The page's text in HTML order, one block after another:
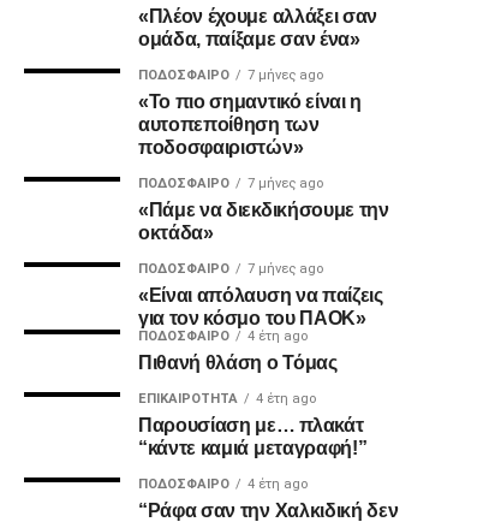
«Πλέον έχουμε αλλάξει σαν
ομάδα, παίξαμε σαν ένα»
ΠΟΔΌΣΦΑΙΡΟ 7 μήνες ago
«Το πιο σημαντικό είναι η
αυτοπεποίθηση των
ποδοσφαιριστών»
ΠΟΔΌΣΦΑΙΡΟ 7 μήνες ago
«Πάμε να διεκδικήσουμε την
οκτάδα»
ΠΟΔΌΣΦΑΙΡΟ 7 μήνες ago
«Είναι απόλαυση να παίζεις
για τον κόσμο του ΠΑΟΚ»
ΠΟΔΌΣΦΑΙΡΟ 4 έτη ago
Πιθανή θλάση ο Τόμας
ΕΠΙΚΑΙΡΌΤΗΤΑ 4 έτη ago
Παρουσίαση με… πλακάτ
“κάντε καμιά μεταγραφή!”
ΠΟΔΌΣΦΑΙΡΟ 4 έτη ago
“Ράφα σαν την Χαλκιδική δεν